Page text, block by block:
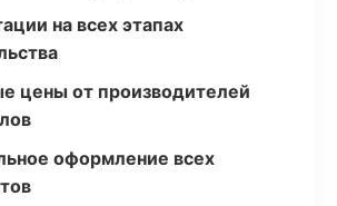
на всех этапах
цены от производителей
оформление всех